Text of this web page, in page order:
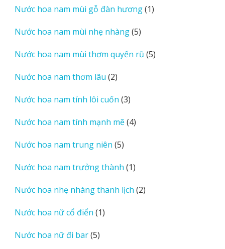
phẩm
Nước hoa nam mùi gỗ đàn hương 11
Nước hoa nam mùi nhẹ nhàng 55
phẩm
Nước hoa nam mùi thơm quyến rũ 55
Nước hoa nam thơm lâu 22
phẩm
Nước hoa nam tính lôi cuốn 33
phẩm
Nước hoa nam tính mạnh mẽ 44
Nước hoa nam trung niên 55
phẩm
Nước hoa nam trưởng thành 11
phẩm
Nước hoa nhẹ nhàng thanh lịch 22
Nước hoa nữ cổ điển 11
Nước hoa nữ đi bar 55